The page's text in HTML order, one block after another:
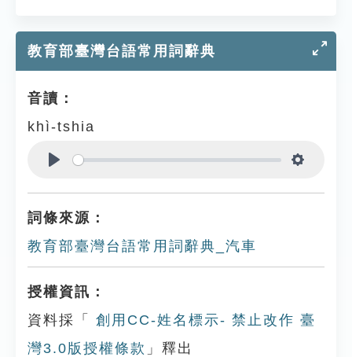
教育部臺灣台語常用詞辭典
音讀：
khì-tshia
詞條來源：
教育部臺灣台語常用詞辭典_汽車
授權資訊：
資料採「
創用CC-姓名標示- 禁止改作 臺
灣3.0版授權條款 」釋出